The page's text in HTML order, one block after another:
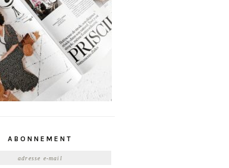
ABONNEMENT